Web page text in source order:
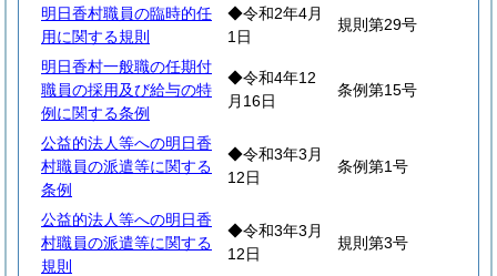
明日香村職員の臨時的任
用に関する規則
◆令和2年4月
1日
規則第29号
明日香村一般職の任期付
職員の採用及び給与の特
例に関する条例
◆令和4年12
月16日
条例第15号
公益的法人等への明日香
村職員の派遣等に関する
条例
◆令和3年3月
12日
条例第1号
公益的法人等への明日香
村職員の派遣等に関する
規則
◆令和3年3月
12日
規則第3号